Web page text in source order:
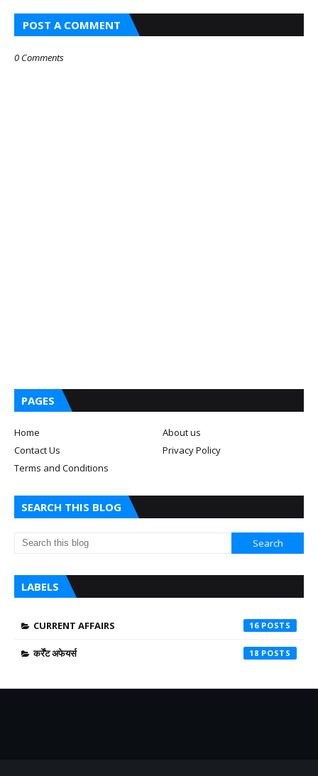
POST A COMMENT
0 Comments
PAGES
Home
About us
Contact Us
Privacy Policy
Terms and Conditions
SEARCH THIS BLOG
LABELS
CURRENT AFFAIRS 16
कर्रेंट अफेयर्स 18